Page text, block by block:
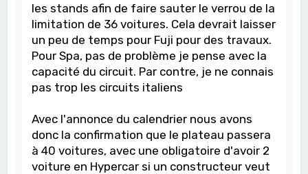
les stands afin de faire sauter le verrou de la
limitation de 36 voitures. Cela devrait laisser
un peu de temps pour Fuji pour des travaux.
Pour Spa, pas de problème je pense avec la
capacité du circuit. Par contre, je ne connais
pas trop les circuits italiens
Avec l'annonce du calendrier nous avons
donc la confirmation que le plateau passera
à 40 voitures, avec une obligatoire d'avoir 2
voiture en Hypercar si un constructeur veut